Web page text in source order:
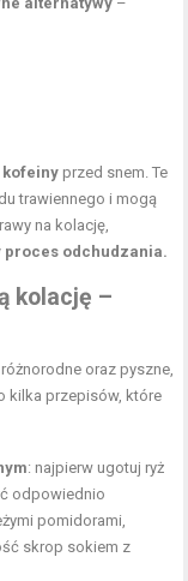
kofeiny przed snem. Te
trawiennego i mogą
na kolację,
odchudzania.
kolację –
oraz pyszne,
kilka przepisów, które
: najpierw ugotuj ryż
odpowiednio
pomidorami,
skrop sokiem z